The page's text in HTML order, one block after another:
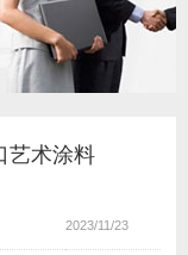
艺术涂料
2023/11/23